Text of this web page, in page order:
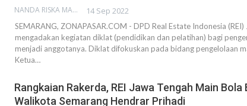
NANDA RISKA MAHENDRA 14 Sep 2022
SEMARANG, ZONAPASAR.COM - DPD Real Estate Indonesia (REI)
mengadakan kegiatan diklat (pendidikan dan pelatihan) bagi
menjadi anggotanya. Diklat difokuskan pada bidang pengelolaan
Ketua…
Rangkaian Rakerda, REI Jawa Tengah Main Bola
Walikota Semarang Hendrar Prihadi